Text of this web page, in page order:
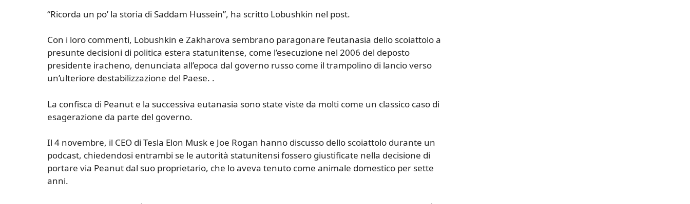
“Ricorda un po’ la storia di Saddam Hussein”, ha scritto Lobushkin nel post.
Con i loro commenti, Lobushkin e Zakharova sembrano paragonare l’eutanasia dello scoiattolo a
presunte decisioni di politica estera statunitense, come l’esecuzione nel 2006 del deposto
presidente iracheno, denunciata all’epoca dal governo russo come il trampolino di lancio verso
un’ulteriore destabilizzazione del Paese. .
La confisca di Peanut e la successiva eutanasia sono state viste da molti come un classico caso di
esagerazione da parte del governo.
Il 4 novembre, il CEO di Tesla Elon Musk e Joe Rogan hanno discusso dello scoiattolo durante un
podcast, chiedendosi entrambi se le autorità statunitensi fossero giustificate nella decisione di
portare via Peanut dal suo proprietario, che lo aveva tenuto come animale domestico per sette
anni.